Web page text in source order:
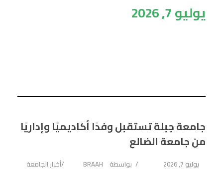
يوليو 7, 2026
جامعة جبلة تستقبل وفدًا أكاديميًا وإداريًا
من جامعة الضالع
يوليو 7, 2026 بواسطة BRAAH أخبار الجامعة